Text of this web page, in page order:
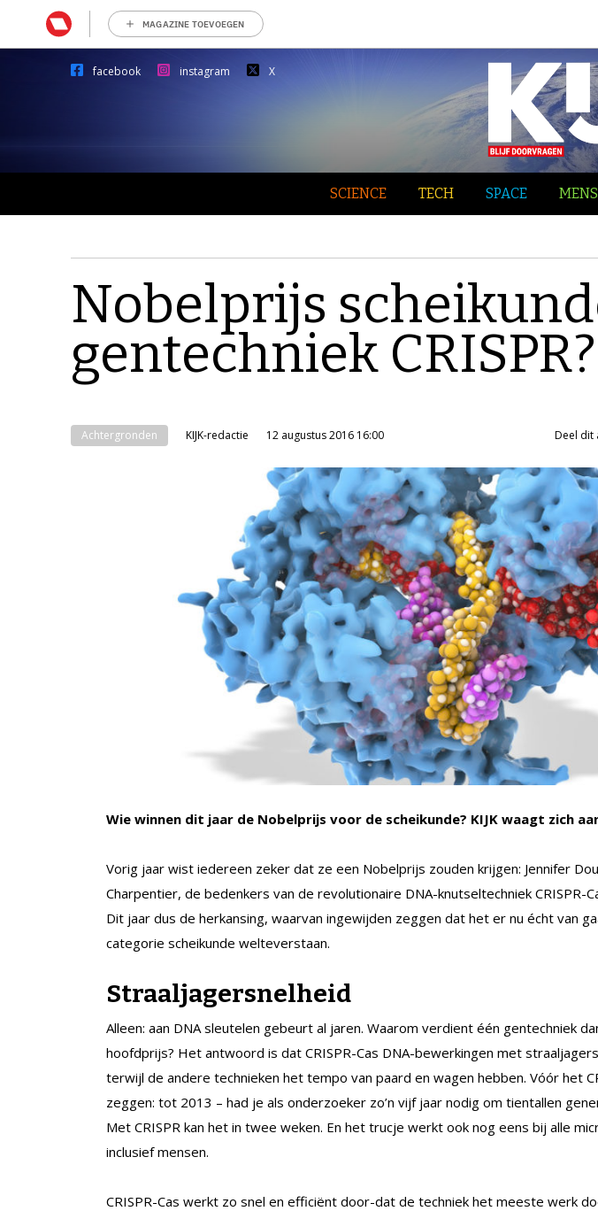
MAGAZINE TOEVOEGEN
facebook instagram X
SCIENCE TECH SPACE MENS
Nobelprijs
gentechniek CRISPR?
Achtergronden KIJK-redactie 12 augustus 2016 16:00 Deel dit
Wie winnen dit jaar de Nobelprijs voor de scheikunde? KIJK waagt zich
Vorig jaar wist iedereen zeker dat ze een Nobelprijs zouden krijgen: Jennifer
Charpentier, de bedenkers van de revolutionaire DNA-knutseltechniek CRISPR-
Dit jaar dus de herkansing, waarvan ingewijden zeggen dat het er nu écht van
categorie scheikunde welteverstaan.
Straaljagersnelheid
Alleen: aan DNA sleutelen gebeurt al jaren. Waarom verdient één gentechniek
hoofdprijs? Het antwoord is dat CRISPR-Cas DNA-bewerkingen met
terwijl de andere technieken het tempo van paard en wagen hebben. Vóór het
zeggen: tot 2013 – had je als onder­zoeker zo’n vijf jaar nodig om tientallen
Met CRISPR kan het in twee weken. En het trucje werkt ook nog eens bij alle
inclusief mensen.
CRISPR-Cas werkt zo snel en efficiënt ­door-dat de techniek het meeste werk